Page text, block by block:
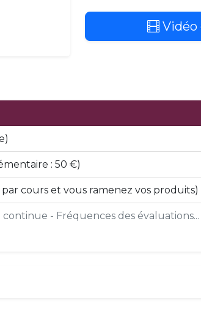
: 50 €)
cours et vous ramenez vos produits)
- Fréquences des évaluations...